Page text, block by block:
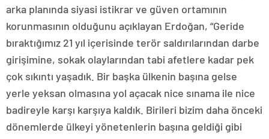
arka planında siyasi istikrar ve güven ortamının
korunmasının olduğunu açıklayan Erdoğan, “Geride
bıraktığımız 21 yıl içerisinde terör saldırılarından darbe
girişimine, sokak olaylarından tabi afetlere kadar pek
çok sıkıntı yaşadık. Bir başka ülkenin başına gelse
yerle yeksan olmasına yol açacak nice sınama ile nice
badireyle karşı karşıya kaldık. Birileri bizim daha önceki
dönemlerde ülkeyi yönetenlerin başına geldiği gibi